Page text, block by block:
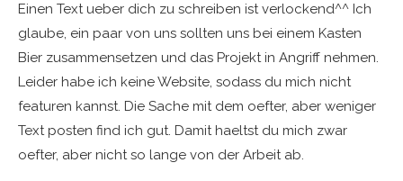
Einen Text ueber dich zu schreiben ist verlockend^^ Ich
glaube, ein paar von uns sollten uns bei einem Kasten
Bier zusammensetzen und das Projekt in Angriff nehmen.
Leider habe ich keine Website, sodass du mich nicht
featuren kannst. Die Sache mit dem oefter, aber weniger
Text posten find ich gut. Damit haeltst du mich zwar
oefter, aber nicht so lange von der Arbeit ab.